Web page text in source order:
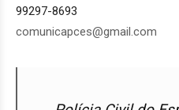
99297-8693
comunicapces@gmail.com